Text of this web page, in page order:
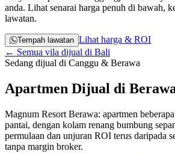
anda. Lihat senarai harga penuh di bawah,
lawatan.
Tempah lawatan Lihat harga & ROI
← Semua vila dijual di Bali
Sedang dijual di Canggu & Berawa
Apartmen Dijual di
Magnum Resort Berawa: apartmen
pantai, dengan kolam renang bumbung
permulaan dan unjuran ROI terus daripada
tanpa margin broker.